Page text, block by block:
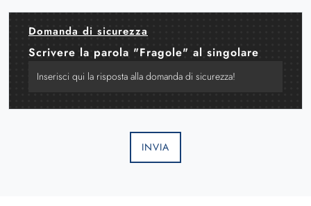
Domanda di sicurezza
Scrivere la parola "Fragole" al singolare
INVIA